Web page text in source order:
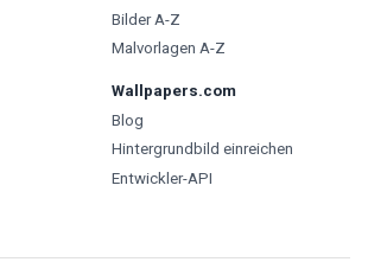
Bilder A-Z
Malvorlagen A-Z
Wallpapers.com
Blog
Hintergrundbild einreichen
Entwickler-API